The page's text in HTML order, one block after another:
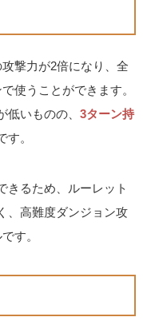
撃力が2倍になり、全
使うことができます。
低いものの、3ターン持
す。
きるため、ルーレット
、高難度ダンジョン攻
す。